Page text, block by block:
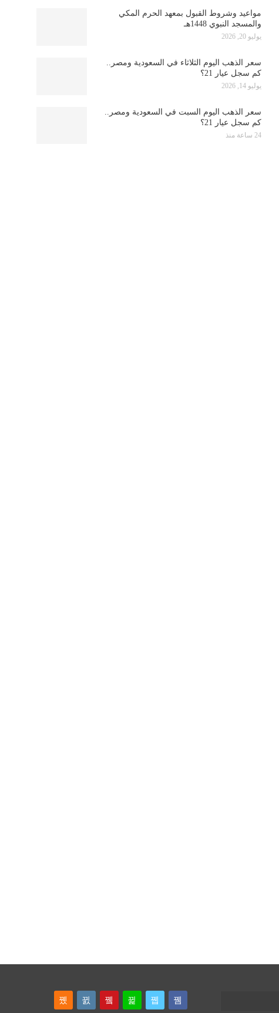
مواعيد وشروط القبول بمعهد الحرم المكي
والمسجد النبوي 1448هـ
يوليو 20, 2026
سعر الذهب اليوم الثلاثاء في السعودية ومصر..
كم سجل عيار 21؟
يوليو 14, 2026
سعر الذهب اليوم السبت في السعودية ومصر..
كم سجل عيار 21؟
24 ساعة منذ